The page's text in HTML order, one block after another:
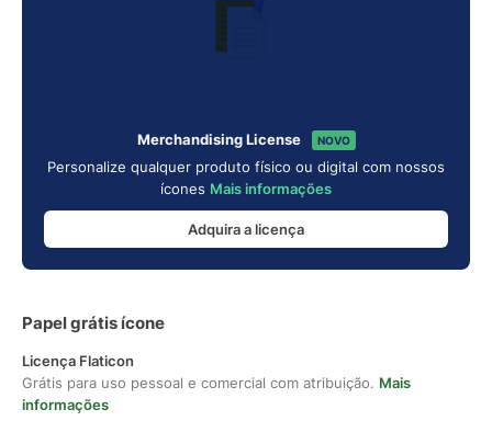
Merchandising License NOVO
Personalize qualquer produto físico ou digital com nossos
ícones Mais informações
Adquira a licença
Papel grátis ícone
Licença Flaticon
Grátis para uso pessoal e comercial com atribuição. Mais
informações